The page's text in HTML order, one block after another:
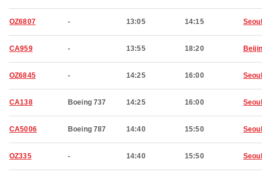
OZ6807 - 13:05 14:15 Seoul
CA959 - 13:55 18:20
OZ6845 - 14:25 16:00 Seoul
CA138 Boeing 737 14:25 16:00 Seoul
CA5006 Boeing 787 14:40 15:50 Seoul
OZ335 - 14:40 15:50 Seoul